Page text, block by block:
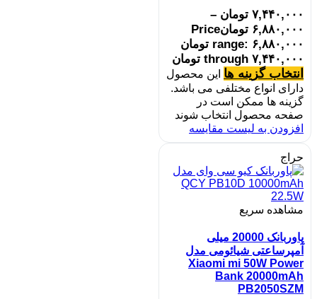
۷,۴۴۰,۰۰۰ تومان –
۶,۸۸۰,۰۰۰ تومانPrice
range: ۶,۸۸۰,۰۰۰ تومان
through ۷,۴۴۰,۰۰۰ تومان
انتخاب گزینه ها این محصول
دارای انواع مختلفی می باشد.
گزینه ها ممکن است در
صفحه محصول انتخاب شوند
افزودن به لیست مقایسه
حراج
مشاهده سریع
پاوربانک 20000 میلی
آمپرساعتی شیائومی مدل
Xiaomi mi 50W Power
Bank 20000mAh
PB2050SZM